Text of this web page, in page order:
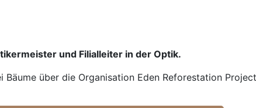
und Filialleiter in der Optik.
über die Organisation Eden Reforestation